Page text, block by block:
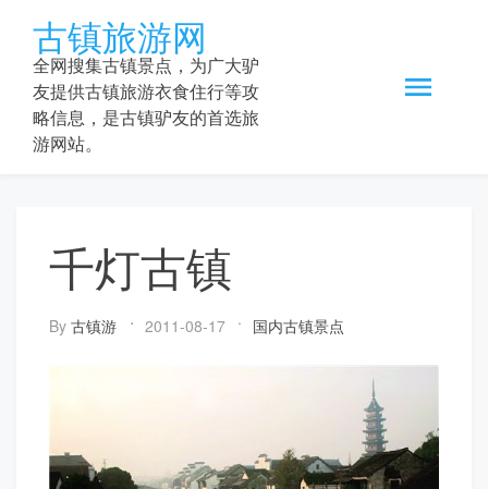
content
古镇旅游网
全网搜集古镇景点，为广大驴
友提供古镇旅游衣食住行等攻
略信息，是古镇驴友的首选旅
游网站。
千灯古镇
By 古镇游 2011-08-17 国内古镇景点